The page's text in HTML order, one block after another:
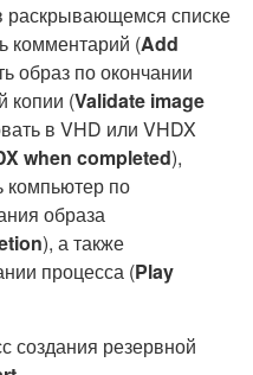
раскрывающемся списке
комментарий (Add
образ по окончании
копии (Validate image
в VHD или VHDX
when completed),
компьютер по
образа
), а также
процесса (Play
создания резервной